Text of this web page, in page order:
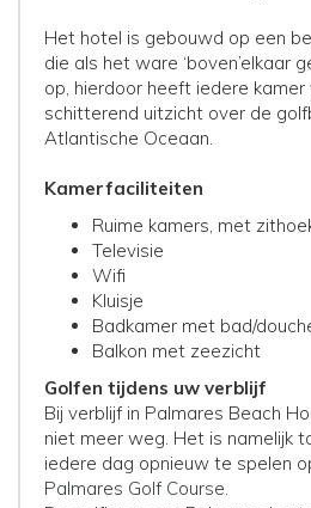
Het hotel is gebouwd op een
die als het ware ‘boven’elkaar
op, hierdoor heeft iedere
schitterend uitzicht over de
Atlantische Oceaan.
Kamerfaciliteiten
Ruime kamers, met
Televisie
Wifi
Kluisje
Badkamer met bad/
Balkon met zeezicht
Golfen tijdens uw verblijf
Bij verblijf in Palmares Beach
niet meer weg. Het is namelijk
iedere dag opnieuw te spelen
Palmares Golf Course